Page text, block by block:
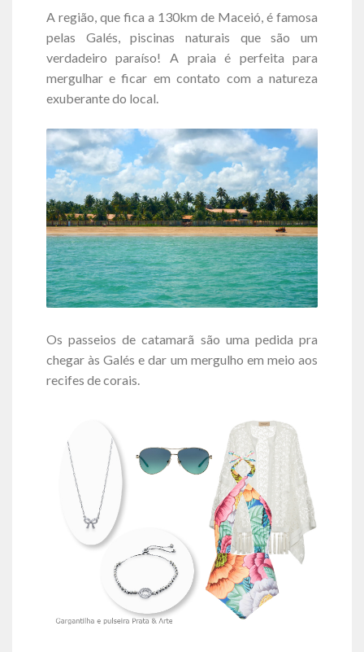
A região, que fica a 130km de Maceió, é famosa
pelas Galés, piscinas naturais que são um
verdadeiro paraíso! A praia é perfeita para
mergulhar e ficar em contato com a natureza
exuberante do local.
Os passeios de catamarã são uma pedida pra
chegar às Galés e dar um mergulho em meio aos
recifes de corais.